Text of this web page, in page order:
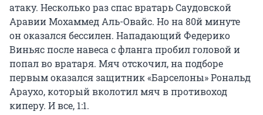
атаку. Несколько раз спас вратарь Саудовской
Аравии Мохаммед Аль-Овайс. Но на 80й минуте
он оказался бессилен. Нападающий Федерико
Виньяс после навеса с фланга пробил головой и
попал во вратаря. Мяч отскочил, на подборе
первым оказался защитник «Барселоны» Рональд
Араухо, который вколотил мяч в противоход
киперу. И все, 1:1.